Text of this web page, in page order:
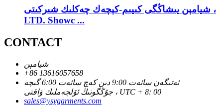
شيامېن يىشاڭگى كىيىم-كېچەك چەكلىك شىركىتى ،
LTD. Showc ...
CONTACT
شيامېن
+86 13616057658
ئەتىگەن سائەت 9:00 دىن كەچ سائەت 6:00 گىچە
جۇڭگونىڭ ئۆلچەملىك ۋاقتى ، UTC + 8: 00
sales@ysygarments.com